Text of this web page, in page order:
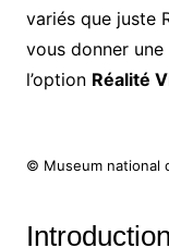
variés que juste
vous donner une
l’option Réalité
© Museum national
Introduction